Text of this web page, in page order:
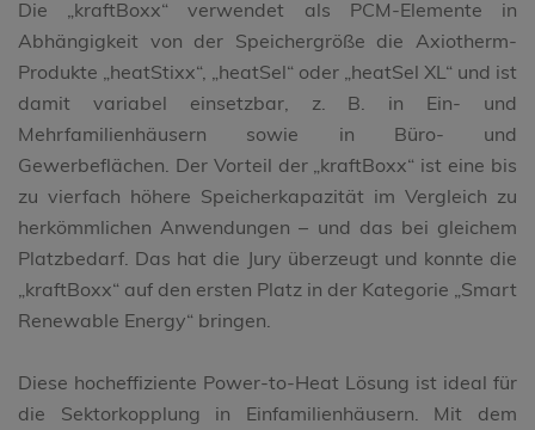
Die „kraftBoxx“ verwendet als PCM-Elemente in
Abhängigkeit von der Speichergröße die Axiotherm-
Produkte „heatStixx“, „heatSel“ oder „heatSel XL“ und ist
damit variabel einsetzbar, z. B. in Ein- und
Mehrfamilienhäusern sowie in Büro- und
Gewerbeflächen. Der Vorteil der „kraftBoxx“ ist eine bis
zu vierfach höhere Speicherkapazität im Vergleich zu
herkömmlichen Anwendungen – und das bei gleichem
Platzbedarf. Das hat die Jury überzeugt und konnte die
„kraftBoxx“ auf den ersten Platz in der Kategorie „Smart
Renewable Energy“ bringen.
Diese hocheffiziente Power-to-Heat Lösung ist ideal für
die Sektorkopplung in Einfamilienhäusern. Mit dem